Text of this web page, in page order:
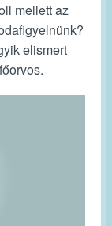
mellett az
elismert